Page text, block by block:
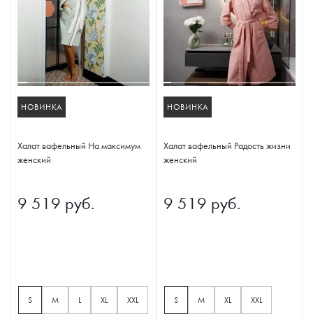
НОВИНКА
Халат вафельный На максимум
женский
9 519 руб.
S M L XL XXL
НОВИНКА
Халат вафельный Радость жизни
женский
9 519 руб.
S M XL XXL